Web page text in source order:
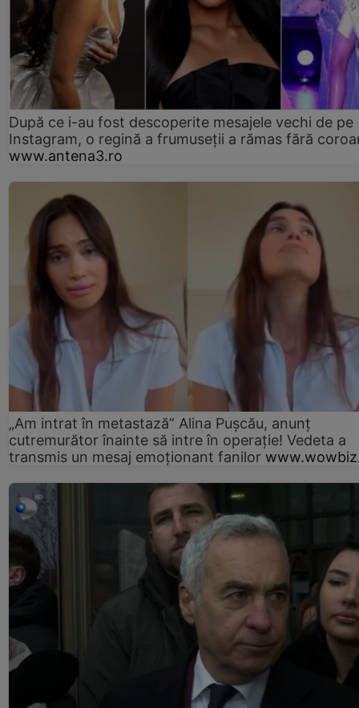
După ce i-au fost descoperite mesajele vechi de pe
Instagram, o regină a frumuseții a rămas fără
www.antena3.ro
„Am intrat în metastază” Alina Pușcău, anunț
cutremurător înainte să intre în operație! Vedeta a
transmis un mesaj emoționant fanilor